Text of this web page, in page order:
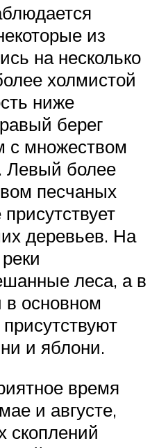
из
на несколько
холмистой
ниже
берег
с множеством
Левый более
песчаных
деревьев. На
леса, а в
в основном
и яблони.
время
и августе,
скоплений